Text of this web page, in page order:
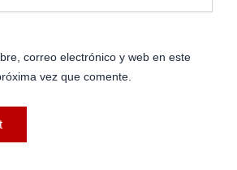
correo electrónico y web en este
vez que comente.